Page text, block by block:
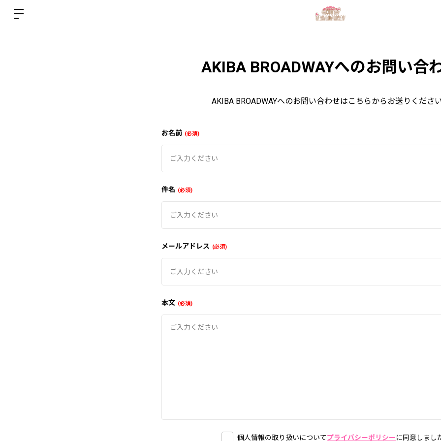
AKIBA BROADWAYへのお問い合
AKIBA BROADWAYへのお問い合わせはこちらからお送りくださ
お名前 必須
件名 必須
メールアドレス 必須
本文 必須
個人情報の取り扱いについてプライバシーポリシーに同意しまし